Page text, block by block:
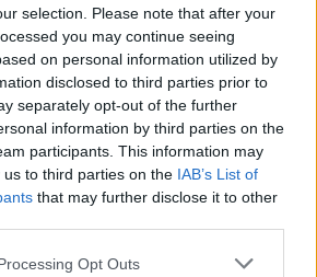
selection. Please note that after your
you may continue seeing
on personal information utilized by
disclosed to third parties prior to
separately opt-out of the further
information by third parties on the
participants. This information may
to third parties on the IAB’s List of
that may further disclose it to other
Opt Outs
Correia?
speelstijl.
spelers.
van AZ.
Dat geldt voor spelers. Dat gold